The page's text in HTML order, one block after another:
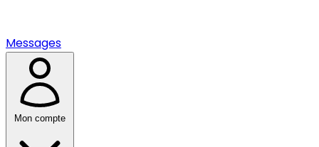
Messages
Mon compte